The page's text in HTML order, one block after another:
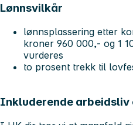
Lønnsvilkår
lønnsplassering etter
kroner 960 000,- og 1
vurderes
to prosent trekk til
Inkluderende arbeidsliv